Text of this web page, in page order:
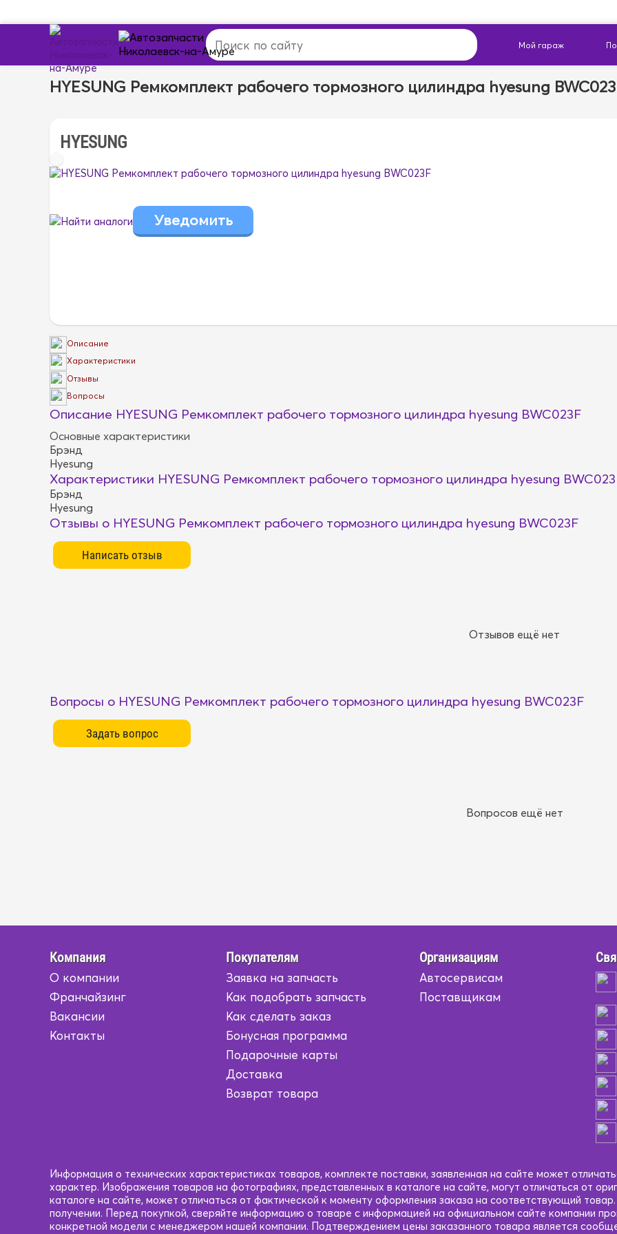
HYESUNG Ремкомплект рабочего тормозного цилиндра hyesung
HYESUNG
Найти аналоги
Описание
Характеристики
Отзывы
Вопросы
Описание HYESUNG Ремкомплект рабочего тормозного цилиндра hyesung BWC023F
Основные характеристики
Брэнд
Hyesung
Характеристики HYESUNG Ремкомплект рабочего тормозного цилиндра hyesung
Брэнд
Hyesung
Отзывы о HYESUNG Ремкомплект рабочего тормозного цилиндра hyesung BWC023F
Отзывов ещё нет
Вопросы о HYESUNG Ремкомплект рабочего тормозного цилиндра hyesung BWC023F
Вопросов ещё нет
Компания
О компании
Франчайзинг
Вакансии
Контакты
Покупателям
Заявка на запчасть
Как подобрать запчасть
Как сделать заказ
Бонусная программа
Подарочные карты
Доставка
Возврат товара
Организациям
Автосервисам
Поставщикам
Информация о технических характеристиках товаров, комплекте поставки, заявленная на сайте может
характер. Изображения товаров на фотографиях, представленных в каталоге на сайте, могут отличаться от
каталоге на сайте, может отличаться от фактической к моменту оформления заказа на соответствующий
получении. Перед покупкой, сверяйте информацию о товаре с информацией на официальном сайте компании
конкретной модели с менеджером нашей компании. Подтверждением цены заказанного товара является